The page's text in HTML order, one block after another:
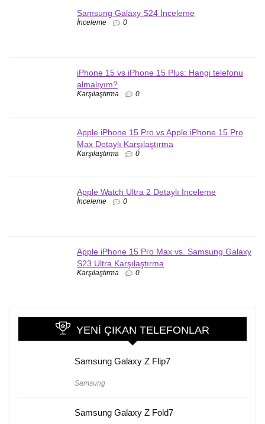
Samsung Galaxy S24 İnceleme
İnceleme 0
iPhone 15 vs iPhone 15 Plus: Hangi telefonu
almalıyım?
Karşılaştırma 0
Apple iPhone 15 Pro vs Apple iPhone 15 Pro
Max Detaylı Karşılaştırma
Karşılaştırma 0
Apple Watch Ultra 2 Detaylı İnceleme
İnceleme 0
Apple iPhone 15 Pro Max vs. Samsung Galaxy
S23 Ultra Karşılaştırma
Karşılaştırma 0
YENI ÇIKAN TELEFONLAR
Samsung Galaxy Z Flip7
Samsung
Samsung Galaxy Z Fold7